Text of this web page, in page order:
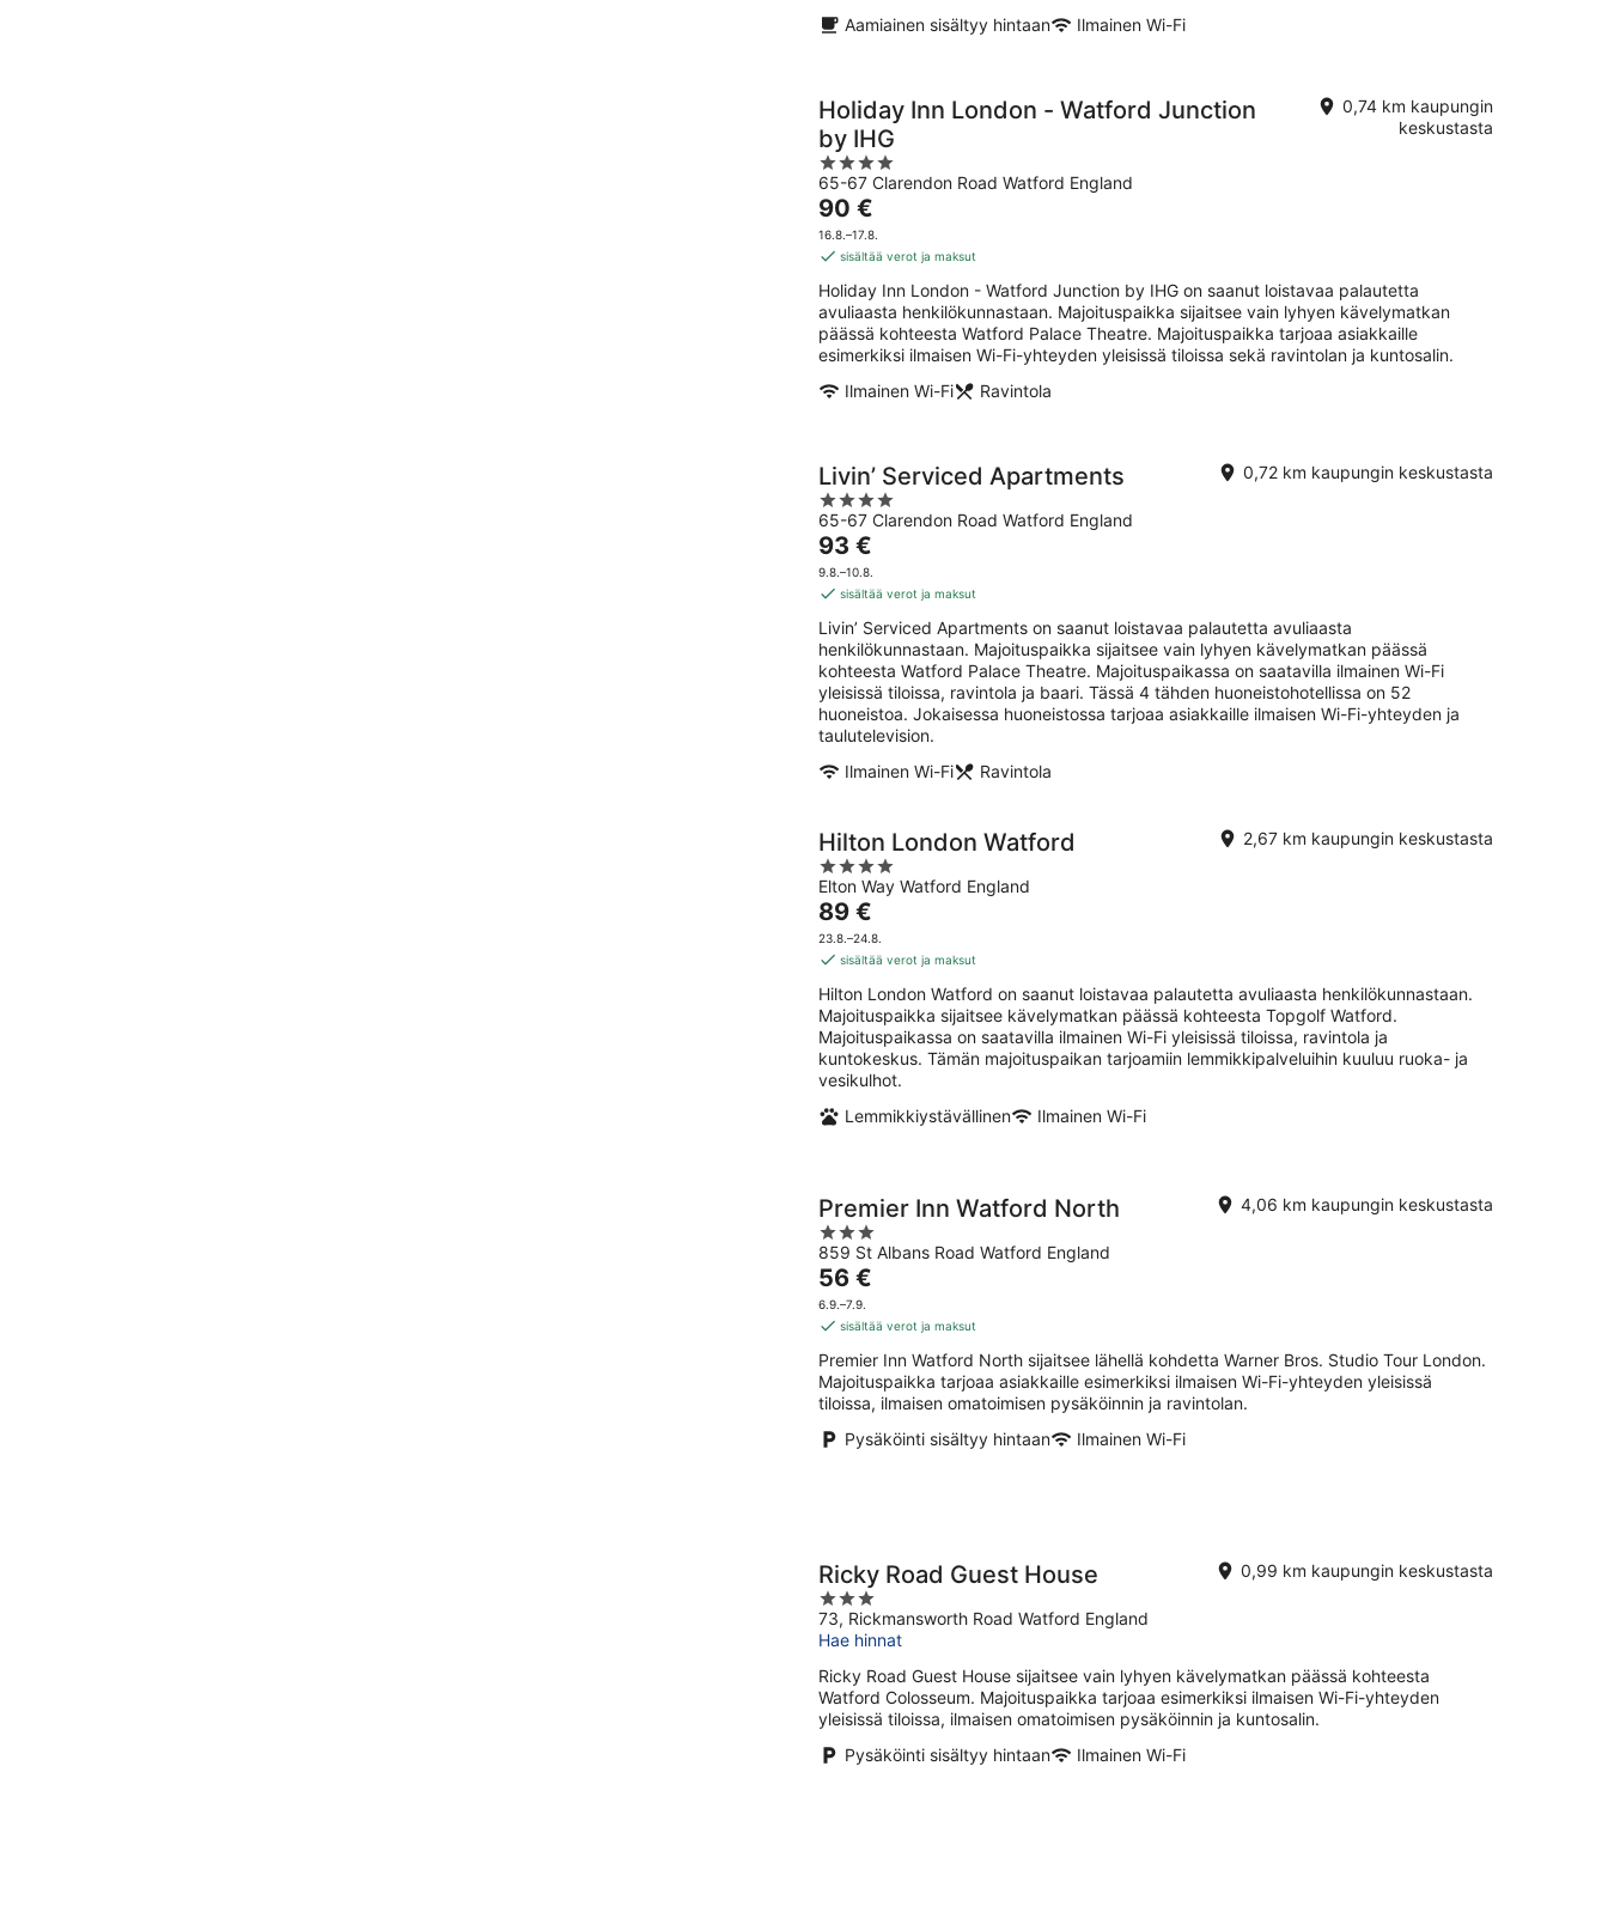
Aamiainen sisältyy hintaan
Ilmainen Wi-Fi
Holiday Inn London - Watford Junction
by IHG
4
out
of
5
65-67 Clarendon Road Watford England
0,74 km kaupungin
keskustasta
Hinta
on
90 €
yö
90 €
16.8.–17.8.
sisältää verot ja maksut
Holiday Inn London - Watford Junction by IHG on saanut loistavaa palautetta
avuliaasta henkilökunnastaan. Majoituspaikka sijaitsee vain lyhyen kävelymatkan
päässä kohteesta Watford Palace Theatre. Majoituspaikka tarjoaa asiakkaille
esimerkiksi ilmaisen Wi-Fi-yhteyden yleisissä tiloissa sekä ravintolan ja kuntosalin.
Ilmainen Wi-Fi
Ravintola
Livin’ Serviced Apartments
4
out
of
5
65-67 Clarendon Road Watford England
0,72 km kaupungin keskustasta
Hinta
on
93 €
yö
93 €
9.8.–10.8.
sisältää verot ja maksut
Livin’ Serviced Apartments on saanut loistavaa palautetta avuliaasta
henkilökunnastaan. Majoituspaikka sijaitsee vain lyhyen kävelymatkan päässä
kohteesta Watford Palace Theatre. Majoituspaikassa on saatavilla ilmainen Wi-Fi
yleisissä tiloissa, ravintola ja baari. Tässä 4 tähden huoneistohotellissa on 52
huoneistoa. Jokaisessa huoneistossa tarjoaa asiakkaille ilmaisen Wi-Fi-yhteyden ja
taulutelevision.
Ilmainen Wi-Fi
Ravintola
Hilton London Watford
4
out
of
5
Elton Way Watford England
2,67 km kaupungin keskustasta
Hinta
on
89 €
yö
89 €
23.8.–24.8.
sisältää verot ja maksut
Hilton London Watford on saanut loistavaa palautetta avuliaasta henkilökunnastaan.
Majoituspaikka sijaitsee kävelymatkan päässä kohteesta Topgolf Watford.
Majoituspaikassa on saatavilla ilmainen Wi-Fi yleisissä tiloissa, ravintola ja
kuntokeskus. Tämän majoituspaikan tarjoamiin lemmikkipalveluihin kuuluu ruoka- ja
vesikulhot.
Lemmikkiystävällinen
Ilmainen Wi-Fi
Premier Inn Watford North
3
out
of
5
859 St Albans Road Watford England
4,06 km kaupungin keskustasta
Hinta
on
56 €
yö
56 €
6.9.–7.9.
sisältää verot ja maksut
Premier Inn Watford North sijaitsee lähellä kohdetta Warner Bros. Studio Tour London.
Majoituspaikka tarjoaa asiakkaille esimerkiksi ilmaisen Wi-Fi-yhteyden yleisissä
tiloissa, ilmaisen omatoimisen pysäköinnin ja ravintolan.
Pysäköinti sisältyy hintaan
Ilmainen Wi-Fi
Ricky Road Guest House
3
out
of
5
73, Rickmansworth Road Watford England
0,99 km kaupungin keskustasta
Hae hinnat
Ricky Road Guest House sijaitsee vain lyhyen kävelymatkan päässä kohteesta
Watford Colosseum. Majoituspaikka tarjoaa esimerkiksi ilmaisen Wi-Fi-yhteyden
yleisissä tiloissa, ilmaisen omatoimisen pysäköinnin ja kuntosalin.
Pysäköinti sisältyy hintaan
Ilmainen Wi-Fi